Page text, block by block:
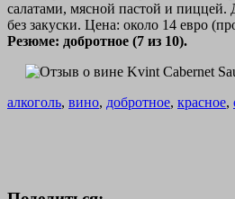
салатами, мясной пастой и пиццей.
без закуски. Цена: около 14 евро
Резюме: добротное (7 из 10).
алкоголь, вино, добротное, красное,